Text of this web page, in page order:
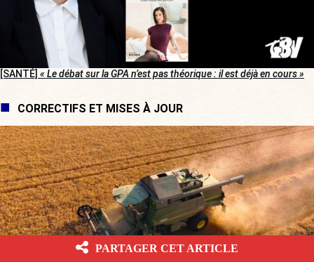
[SANTÉ] « Le débat sur la GPA n’est pas théorique : il est déjà en cours »
CORRECTIFS ET MISES À JOUR
PARTAGER CET ARTICLE